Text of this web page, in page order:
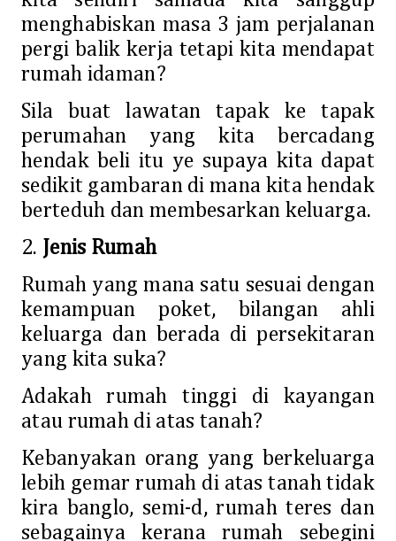
menghabiskan masa 3 jam perjalanan
pergi balik kerja tetapi kita mendapat
rumah idaman?
Sila buat lawatan tapak ke tapak
perumahan yang kita bercadang
hendak beli itu ye supaya kita dapat
sedikit gambaran di mana kita hendak
berteduh dan membesarkan keluarga.
2. Jenis Rumah
Rumah yang mana satu sesuai dengan
kemampuan poket, bilangan ahli
keluarga dan berada di persekitaran
yang kita suka?
Adakah rumah tinggi di kayangan
atau rumah di atas tanah?
Kebanyakan orang yang berkeluarga
lebih gemar rumah di atas tanah tidak
kira banglo, semi-d, rumah teres dan
sebagainya kerana rumah sebegini